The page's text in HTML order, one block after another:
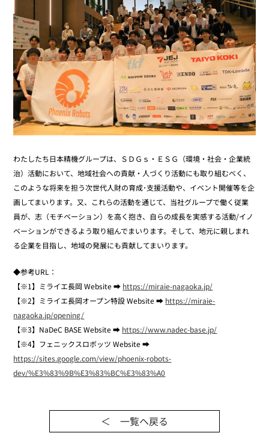
わたしたち日本精機グループは、ＳＤＧｓ・ＥＳＧ（環境・社会・企業統
治）活動において、地域社会への貢献・人づくり活動にも取り組むべく、
このような将来を担う次世代人財の育成･支援活動や、イベント開催等を企
画してまいります。又、これらの活動を通じて、当社グループで働く従業
員が、志（モチベーション）を高く抱き、自らの成長を実感する活動/イノ
ベーションができるよう取り組んでまいります。そして、地元に親しまれ
る企業を目指し、地域の発展にも貢献してまいります。
◆参考URL：
【※1】ミライエ長岡 Website ➡ https://miraie-nagaoka.jp/
【※2】ミライエ長岡オープン特設 Website ➡ https://miraie-
nagaoka.jp/opening/
【※3】NaDeC BASE Website ➡ https://www.nadec-base.jp/
【※4】フェニックスロボッツ Website ➡
https://sites.google.com/view/phoenix-robots-
dev/%E3%83%9B%E3%83%BC%E3%83%A0
＜ 一覧ヘ戻る